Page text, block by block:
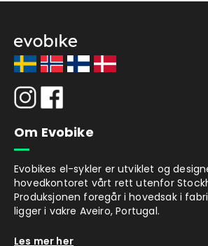
Om Evobike
Evobikes el-sykler er utviklet og
hovedkontoret vårt rett utenfor
Produksjonen foregår i hovedsak i
ligger i vakre Aveiro, Portugal.
Les mer her